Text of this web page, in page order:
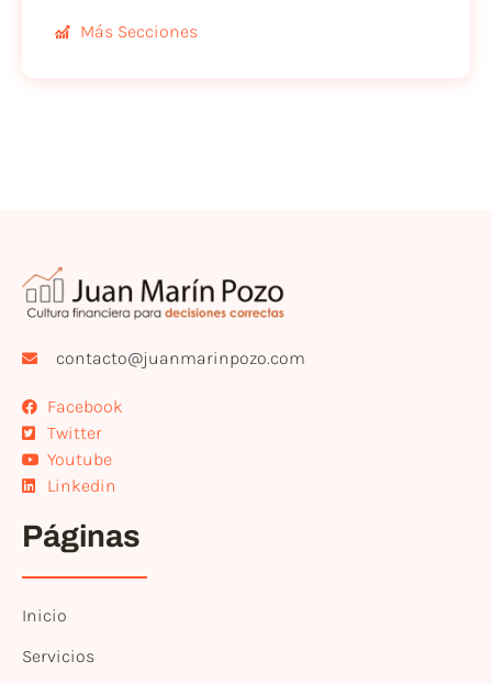
Más Secciones
contacto@juanmarinpozo.com
Facebook
Twitter
Youtube
Linkedin
Páginas
Inicio
Servicios